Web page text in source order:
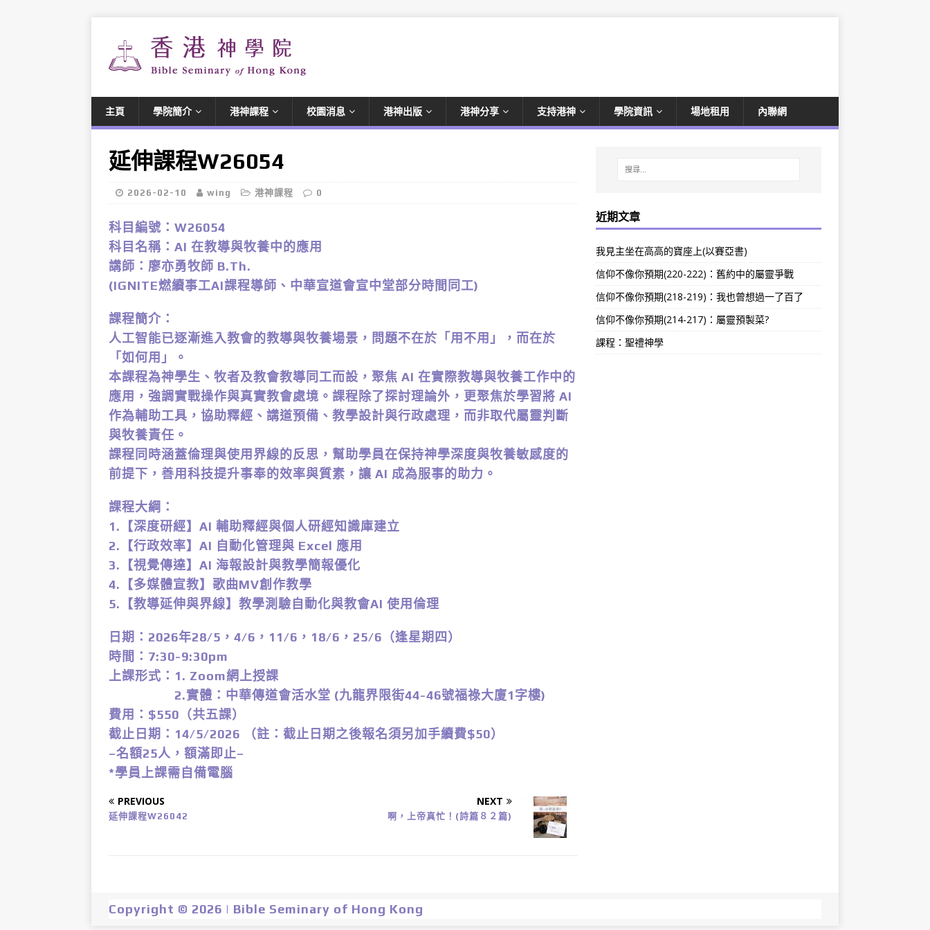
主頁 學院簡介 港神課程 校園消息 港神出版 港神分享 支持港神 學院資訊 場地租用 內聯網
延伸課程W26054
2026-02-10 wing 港神課程 0
科目編號：W26054
科目名稱：AI 在教導與牧養中的應用
講師：廖亦勇牧師 B.Th.
(IGNITE燃續事工AI課程導師、中華宣道會宣中堂部分時間同工)
課程簡介：
人工智能已逐漸進入教會的教導與牧養場景，問題不在於「用不用」，而在於
「如何用」。
本課程為神學生、牧者及教會教導同工而設，聚焦 AI 在實際教導與牧養工作中的
應用，強調實戰操作與真實教會處境。課程除了探討理論外，更聚焦於學習將 AI
作為輔助工具，協助釋經、講道預備、教學設計與行政處理，而非取代屬靈判斷
與牧養責任。
課程同時涵蓋倫理與使用界線的反思，幫助學員在保持神學深度與牧養敏感度的
前提下，善用科技提升事奉的效率與質素，讓 AI 成為服事的助力。
課程大綱：
1.【深度研經】AI 輔助釋經與個人研經知識庫建立
2.【行政效率】AI 自動化管理與 Excel 應用
3.【視覺傳達】AI 海報設計與教學簡報優化
4.【多媒體宣教】歌曲MV創作教學
5.【教導延伸與界線】教學測驗自動化與教會AI 使用倫理
日期：2026年28/5，4/6，11/6，18/6，25/6（逢星期四）
時間：7:30-9:30pm
上課形式：1. Zoom網上授課
2.實體：中華傳道會活水堂 (九龍界限街44-46號福祿大廈1字樓)
費用：$550（共五課）
截止日期：14/5/2026 （註：截止日期之後報名須另加手續費$50）
–名額25人，額滿即止–
*學員上課需自備電腦
PREVIOUS
延伸課程W26042
NEXT
啊，上帝真忙！(詩篇８２篇)
近期文章
我見主坐在高高的寶座上(以賽亞書)
信仰不像你預期(220-222)：舊約中的屬靈爭戰
信仰不像你預期(218-219)：我也曾想過一了百了
信仰不像你預期(214-217)：屬靈預製菜?
課程：聖禮神學
Copyright © 2026 | Bible Seminary of Hong Kong